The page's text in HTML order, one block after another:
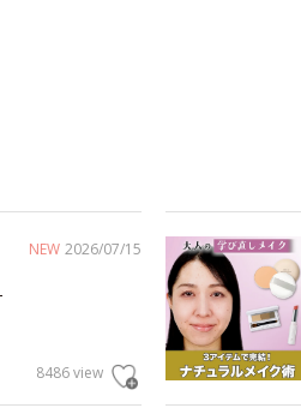
NEW 2026/07/15
8486 view